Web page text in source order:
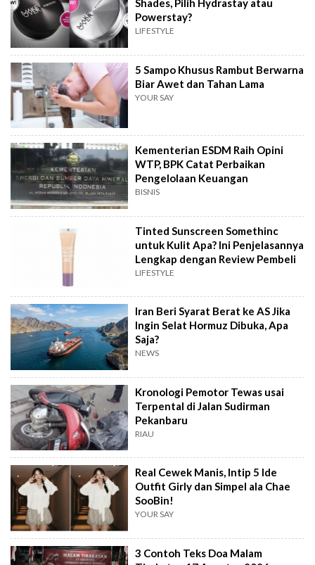
Shades, Pilih Hydrastay atau
Powerstay?
LIFESTYLE
5 Sampo Khusus Rambut Berwarna
Biar Awet dan Tahan Lama
YOUR SAY
Kementerian ESDM Raih Opini
WTP, BPK Catat Perbaikan
Pengelolaan Keuangan
BISNIS
Tinted Sunscreen Somethinc
untuk Kulit Apa? Ini Penjelasannya
Lengkap dengan Review Pembeli
LIFESTYLE
Iran Beri Syarat Berat ke AS Jika
Ingin Selat Hormuz Dibuka, Apa
Saja?
NEWS
Kronologi Pemotor Tewas usai
Terpental di Jalan Sudirman
Pekanbaru
RIAU
Real Cewek Manis, Intip 5 Ide
Outfit Girly dan Simpel ala Chae
SooBin!
YOUR SAY
3 Contoh Teks Doa Malam